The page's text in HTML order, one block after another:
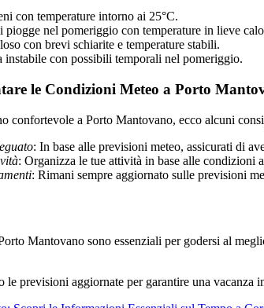
con temperature intorno ai 25°C.
piogge nel pomeriggio con temperature in lieve
con brevi schiarite e temperature stabili.
instabile con possibili temporali nel pomeriggio.
le Condizioni Meteo a Porto
confortevole a Porto Mantovano, ecco alcuni
: In base alle previsioni meteo, assicurati di
: Organizza le tue attività in base alle condizioni
: Rimani sempre aggiornato sulle previsioni
Mantovano sono essenziali per godersi al
le previsioni aggiornate per garantire una vacanza